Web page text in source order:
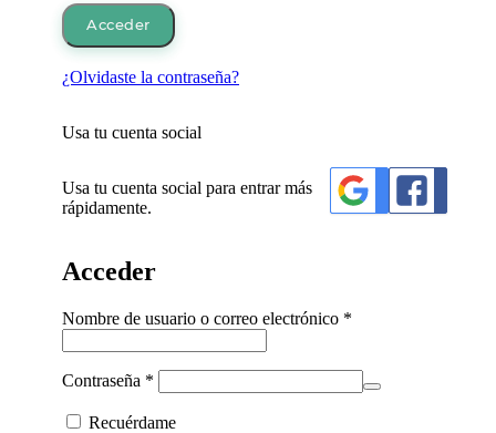
Acceder
¿Olvidaste la contraseña?
Usa tu cuenta social
Usa tu cuenta social para entrar más
rápidamente.
Acceder
Nombre de usuario o correo electrónico *
Contraseña *
Recuérdame